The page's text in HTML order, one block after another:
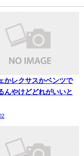
かレクサスかベンツで
んやけどどれがいいと